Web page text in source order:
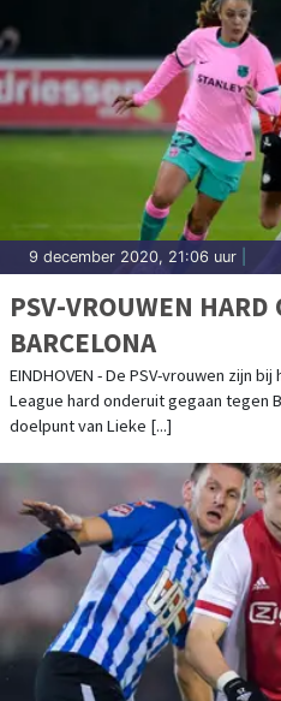
9 december 2020, 21:06 uur
PSV-VROUWEN
BARCELONA
EINDHOVEN - De PSV-vrouwen zijn
League hard onderuit gegaan tegen
doelpunt van Lieke [...]